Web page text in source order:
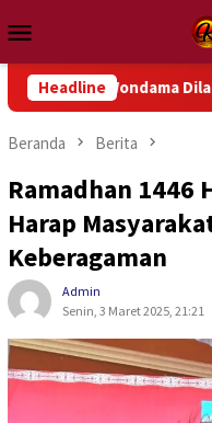
ke
kontenMobile
Headline
Wondama Dilantik,
Beranda Berita
Ramadhan 1446
Harap
Keberagaman
Admin
Senin, 3 Maret 2025, 21:21